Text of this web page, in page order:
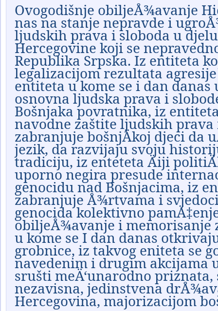
Ovogodišnje obiljeÅ¾avanje
nas na stanje nepravde i
ljudskih prava i sloboda u
Hercegovine koji se
Republika Srpska. Iz entiteta
legalizacijom rezultata
entiteta u kome se i dan
osnovna ljudska prava i
Bošnjaka povratnika, iz
navodne zaštite ljudskih prava
zabranjuje bošnjÄkoj djeci da
jezik, da razvijaju svoju
tradiciju, iz enteteta Äiji
uporno negira presude
genocidu nad Bošnjacima, iz
zabranjuje Å¾rtvama i
genocida kolektivno
obiljeÅ¾avanje i memorisanje
u kome se I dan danas
grobnice, iz takvog eniteta se
navedenim i drugim akcijama
srušti meÄ‘unarodno priznata,
nezavisna, jedinstvena
Hercegovina, majorizacijom